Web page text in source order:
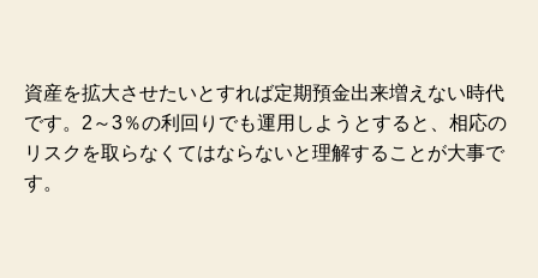
資産を拡大させたいとすれば定期預金出来増えない時代
です。2～3％の利回りでも運用しようとすると、相応の
リスクを取らなくてはならないと理解することが大事で
す。